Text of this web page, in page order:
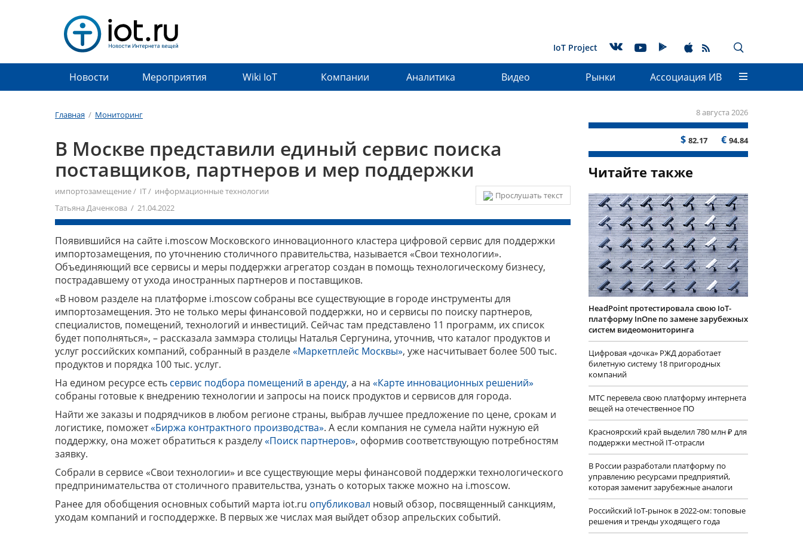
IoT Project
Новости Мероприятия Wiki IoT Компании Аналитика Видео Рынки Ассоциация ИВ
Главная / Мониторинг 8 августа 2026
$ 82.17 € 94.84
В Москве представили единый сервис поиска
поставщиков, партнеров и мер поддержки
Прослушать текст
импортозамещение/ IT/ информационные технологии
Татьяна Даченкова / 21.04.2022
Появившийся на сайте i.moscow Московского инновационного кластера цифровой сервис для поддержки
импортозамещения, по уточнению столичного правительства, называется «Свои технологии».
Объединяющий все сервисы и меры поддержки агрегатор создан в помощь технологическому бизнесу,
пострадавшему от ухода иностранных партнеров и поставщиков.
«В новом разделе на платформе i.moscow собраны все существующие в городе инструменты для
импортозамещения. Это не только меры финансовой поддержки, но и сервисы по поиску партнеров,
специалистов, помещений, технологий и инвестиций. Сейчас там представлено 11 программ, их список
будет пополняться», – рассказала заммэра столицы Наталья Сергунина, уточнив, что каталог продуктов и
услуг российских компаний, собранный в разделе«Маркетплейс Москвы», уже насчитывает более 500 тыс.
продуктов и порядка 100 тыс. услуг.
На едином ресурсе есть сервис подбора помещений в аренду, а на «Карте инновационных решений»
собраны готовые к внедрению технологии и запросы на поиск продуктов и сервисов для города.
Найти же заказы и подрядчиков в любом регионе страны, выбрав лучшее предложение по цене, срокам и
логистике, поможет«Биржа контрактного производства». А если компания не сумела найти нужную ей
поддержку, она может обратиться к разделу«Поиск партнеров», оформив соответствующую потребностям
заявку.
Собрали в сервисе «Свои технологии» и все существующие меры финансовой поддержки технологического
предпринимательства от столичного правительства, узнать о которых также можно на i.moscow.
Ранее для обобщения основных событий марта iot.ru опубликовал новый обзор, посвященный санкциям,
уходам компаний и господдержке. В первых же числах мая выйдет обзор апрельских событий.
Читайте также
HeadPoint протестировала свою IoT-
платформу InOne по замене зарубежных
систем видеомониторинга
Цифровая «дочка» РЖД доработает
билетную систему 18 пригородных
компаний
МТС перевела свою платформу интернета
вещей на отечественное ПО
Красноярский край выделил 780 млн ₽ для
поддержки местной IT-отрасли
В России разработали платформу по
управлению ресурсами предприятий,
которая заменит зарубежные аналоги
Российский IoT-рынок в 2022-ом: топовые
решения и тренды уходящего года